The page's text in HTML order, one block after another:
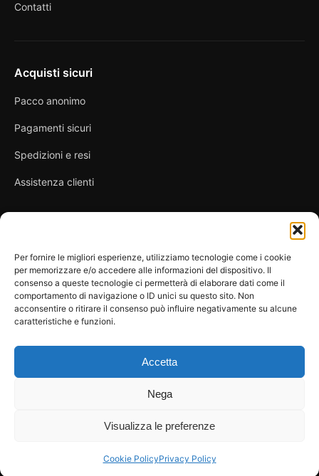
Per fornire le migliori esperienze, utilizziamo tecnologie come i cookie
per memorizzare e/o accedere alle informazioni del dispositivo. Il
consenso a queste tecnologie ci permetterà di elaborare dati come il
comportamento di navigazione o ID unici su questo sito. Non
acconsentire o ritirare il consenso può influire negativamente su alcune
caratteristiche e funzioni.
Accetta
Nega
Visualizza le preferenze
Cookie PolicyPrivacy Policy
Contatti
Acquisti sicuri
Pacco anonimo
Pagamenti sicuri
Spedizioni e resi
Assistenza clienti
Privacy Policy
Condizioni di vendita
© 2026 Spicy Secrets
Pagamenti gestiti tramite circuiti sicuri e certificati.